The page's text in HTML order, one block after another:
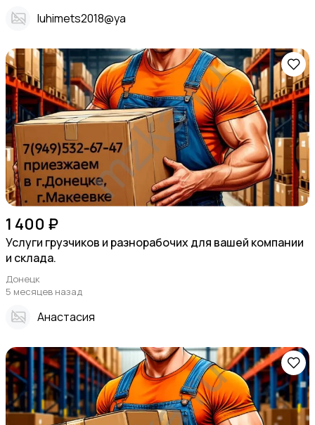
Iuhimets2018@ya
1 400 ₽
Услуги грузчиков и разнорабочих для вашей компании
и склада.
Донецк
5 месяцев назад
Анастасия